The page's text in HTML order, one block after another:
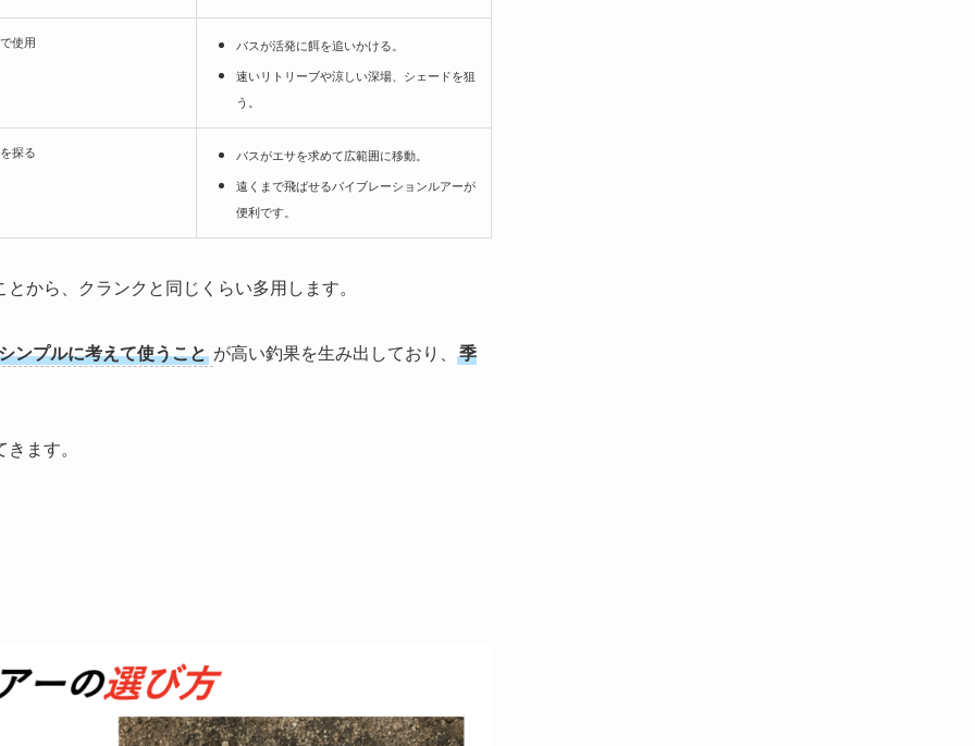
使用 バスが活発に餌を追いかける。
速いリトリーブや涼しい深場、シェードを狙
う。
探る バスがエサを求めて広範囲に移動。
遠くまで飛ばせるバイブレーションルアーが
便利です。
から、クランクと同じくらい多用します。
ンプルに考えて使うこと が高い釣果を生み出しており、 季
ます。